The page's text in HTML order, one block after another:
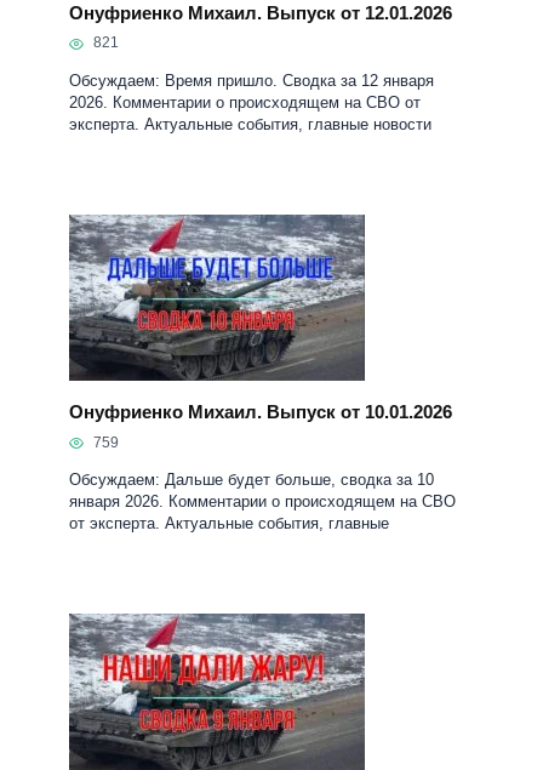
Онуфриенко Михаил. Выпуск от 12.01.2026
821
Обсуждаем: Время пришло. Сводка за 12 января
2026. Комментарии о происходящем на СВО от
эксперта. Актуальные события, главные новости
Онуфриенко Михаил. Выпуск от 10.01.2026
759
Обсуждаем: Дальше будет больше, сводка за 10
января 2026. Комментарии о происходящем на СВО
от эксперта. Актуальные события, главные